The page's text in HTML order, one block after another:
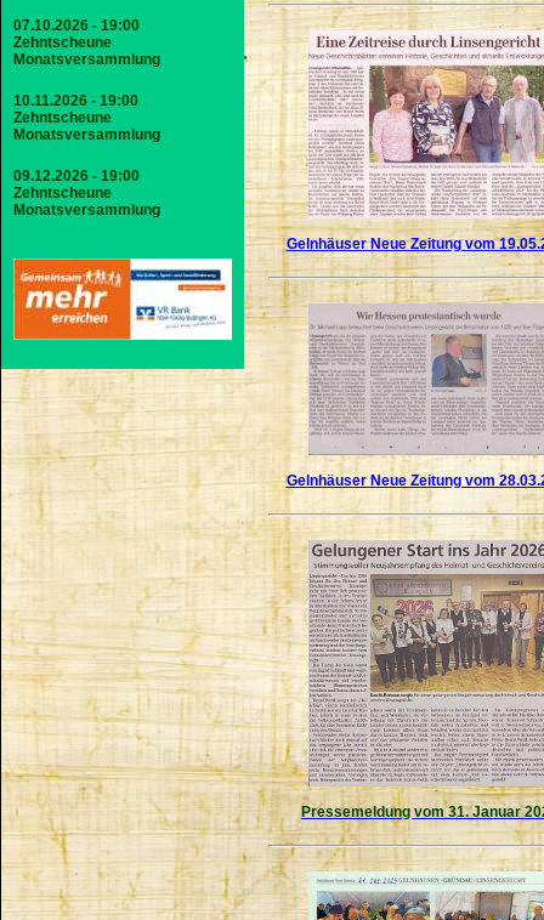
07.10.2026 - 19:00
Zehntscheune
Monatsversammlung
10.11.2026 - 19:00
Zehntscheune
Monatsversammlung
09.12.2026 - 19:00
Zehntscheune
Monatsversammlung
Gelnhäuser Neue Zeitung vom
Gelnhäuser Neue Zeitung vom
Pressemeldung vom 31. Januar